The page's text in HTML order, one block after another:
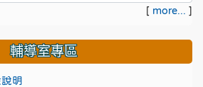
[ more... ]
輔導室專區
明